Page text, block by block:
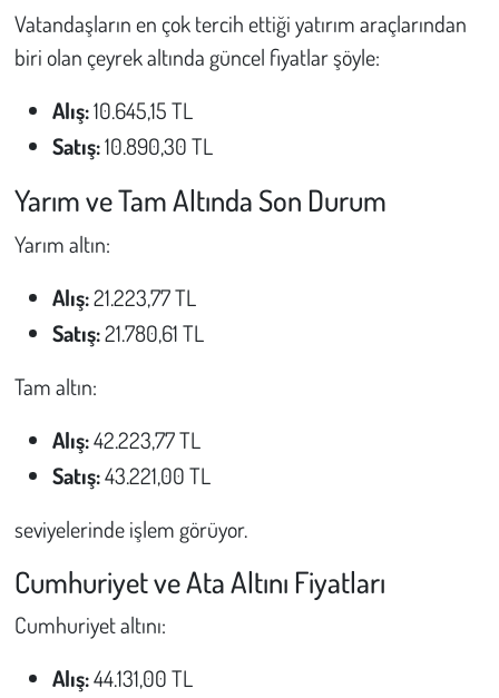
Vatandaşların en çok tercih ettiği yatırım araçlarından
biri olan çeyrek altında güncel fiyatlar şöyle:
Alış:10.645,15 TL
Satış:10.890,30 TL
Yarım ve Tam Altında Son Durum
Yarım altın:
Alış:21.223,77 TL
Satış:21.780,61 TL
Tam altın:
Alış:42.223,77 TL
Satış:43.221,00 TL
seviyelerinde işlem görüyor.
Cumhuriyet ve Ata Altını Fiyatları
Cumhuriyet altını:
Alış:44.131,00 TL